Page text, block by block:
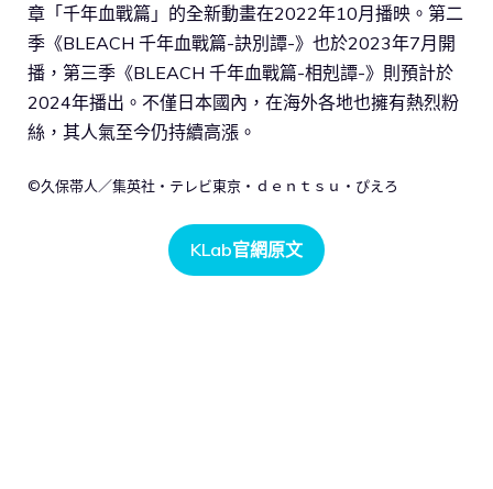
章「千年血戰篇」的全新動畫在2022年10月播映。第二
季《BLEACH 千年血戰篇-訣別譚-》也於2023年7月開
播，第三季《BLEACH 千年血戰篇-相剋譚-》則預計於
2024年播出。不僅日本國內，在海外各地也擁有熱烈粉
絲，其人氣至今仍持續高漲。
©久保帯人／集英社・テレビ東京・ｄｅｎｔｓｕ・ぴえろ
KLab官網原文